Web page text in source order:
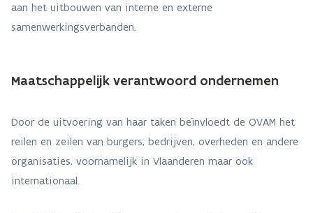
aan het uitbouwen van interne en externe
samenwerkingsverbanden.
Maatschappelijk verantwoord ondernemen
Door de uitvoering van haar taken beïnvloedt de OVAM het
reilen en zeilen van burgers, bedrijven, overheden en andere
organisaties, voornamelijk in Vlaanderen maar ook
internationaal.